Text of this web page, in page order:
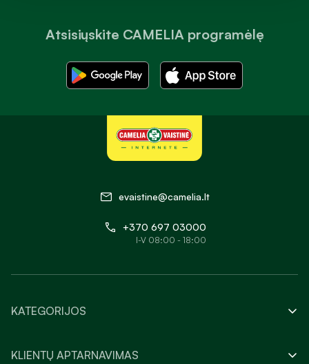
Atsisiųskite CAMELIA programėlę
evaistine@camelia.lt
+370 697 03000
I-V 08:00 - 18:00
KATEGORIJOS
KLIENTŲ APTARNAVIMAS